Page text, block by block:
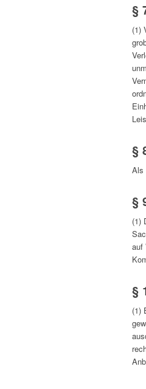
§
(1)
§
Als
§
(1)
auf
§
(1)